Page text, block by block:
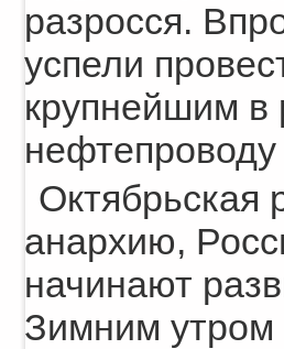
разросся.
успели
крупнейшим в
Октябрьская
анархию,
начинают
Зимним утром